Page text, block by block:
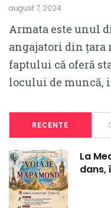
august 7, 2024
Armata este unul
angajatori din țara
faptului că oferă
locului de muncă,
RECENTE
La
dans,